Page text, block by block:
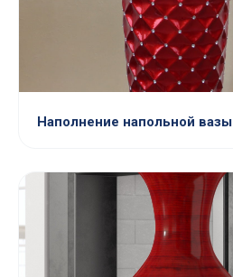
Наполнение напольной вазы